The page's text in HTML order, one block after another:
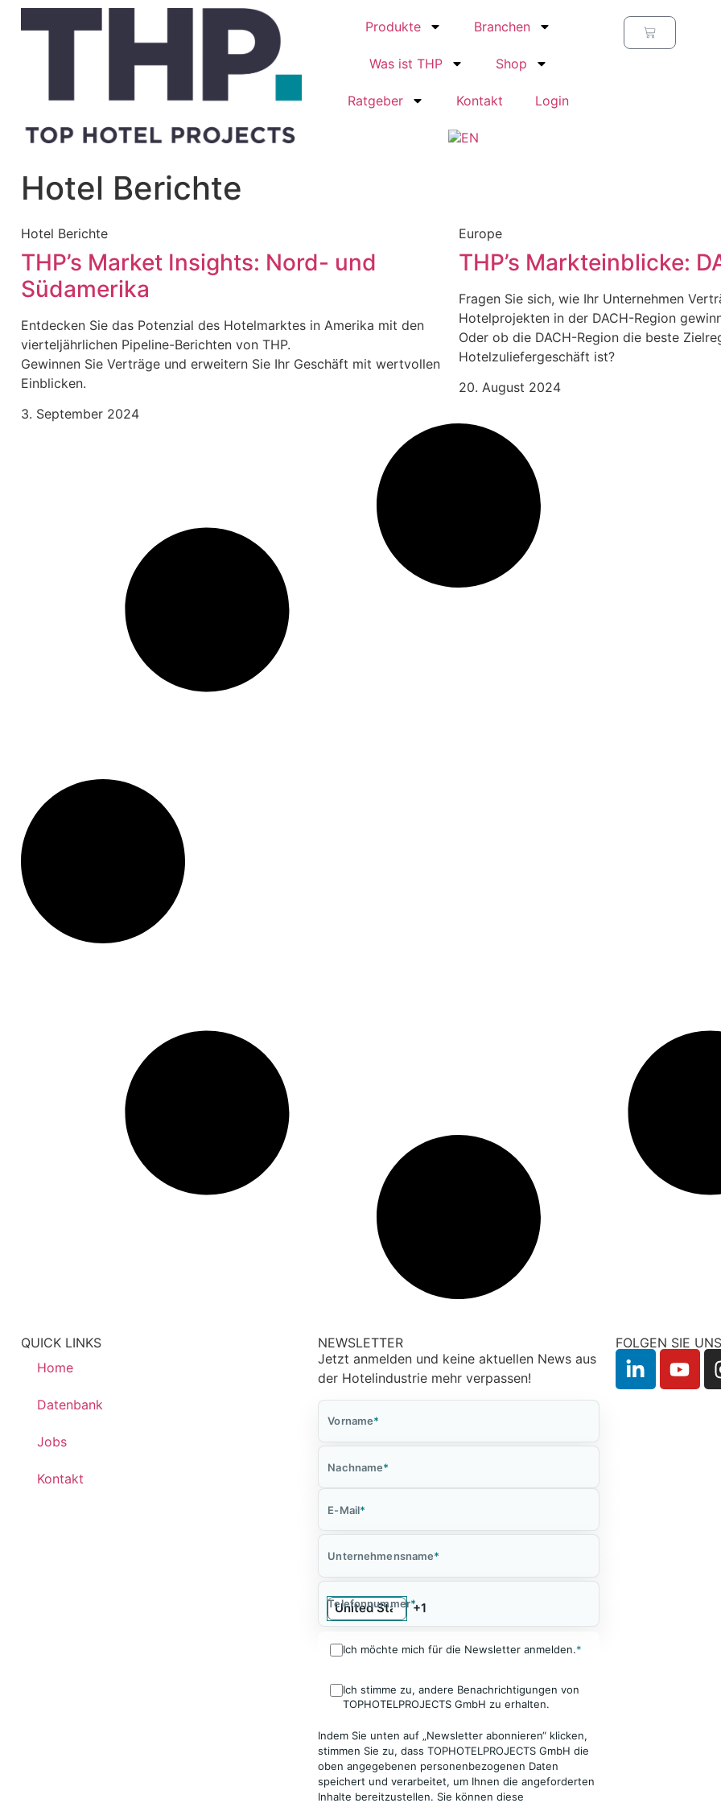
Produkte Branchen
Was ist THP Shop
Ratgeber Kontakt Login
Hotel Berichte
Hotel Berichte
THP’s Market Insights: Nord- und
Südamerika
Entdecken Sie das Potenzial des Hotelmarktes in Amerika mit den
vierteljährlichen Pipeline-Berichten von THP.
Gewinnen Sie Verträge und erweitern Sie Ihr Geschäft mit wertvollen
Einblicken.
3. September 2024
Europe
THP’s Markteinblicke:
Fragen Sie sich, wie Ihr Unternehmen
Hotelprojekten in der DACH-Region
Oder ob die DACH-Region die beste
Hotelzuliefergeschäft ist?
20. August 2024
QUICK LINKS
Home
Datenbank
Jobs
Kontakt
NEWSLETTER
Jetzt anmelden und keine aktuellen News aus
der Hotelindustrie mehr verpassen!
Vorname*
Nachname*
E-Mail*
Unternehmensname*
Telefonnummer*
Ich möchte mich für die Newsletter anmelden.*
Ich stimme zu, andere Benachrichtigungen von
TOPHOTELPROJECTS GmbH zu erhalten.
Indem Sie unten auf „Newsletter abonnieren“ klicken,
stimmen Sie zu, dass TOPHOTELPROJECTS GmbH die
oben angegebenen personenbezogenen Daten
speichert und verarbeitet, um Ihnen die angeforderten
Inhalte bereitzustellen. Sie können diese
FOLGEN SIE UNS